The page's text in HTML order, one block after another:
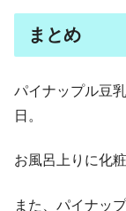
まとめ
パイナップル豆
日。
お風呂上りに化
また、パイナッ